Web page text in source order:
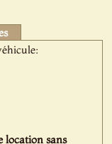
location sans